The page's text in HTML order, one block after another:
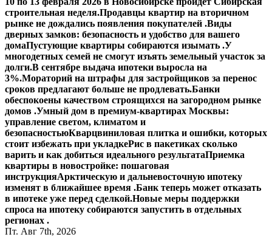
строительная неделя.Продавцы квартир на вторичном
рынке не дождались появления покупателей .Виды
дверных замков: безопасность и удобство для вашего
домаПустующие квартиры собираются изымать .У
многодетных семей не смогут изъять земельный участок за
долги.В сентябре выдача ипотеки выросла на
3%.Мораторий на штрафы для застройщиков за перенос
сроков предлагают больше не продлевать.Банки
обеспокоены качеством строящихся на загородном рынке
домов .Умный дом в премиум-квартирах Москвы:
управление светом, климатом и
безопасностьюКварцвиниловая плитка и ошибки, которых
стоит избежать при укладкеРис в пакетиках сколько
варить и как добиться идеального результатаПриемка
квартиры в новостройке: пошаговая
инструкцияАрктическую и дальневосточную ипотеку
изменят в ближайшее время .Банк теперь может отказать
в ипотеке уже перед сделкой.Новые меры поддержки
спроса на ипотеку собираются запустить в отдельных
регионах .
Пт. Авг 7th, 2026